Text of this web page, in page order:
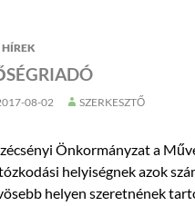
HÍREK
08-02 SZERKESZTŐ
Önkormányzat a
helyiségnek azok
helyen szeretnének